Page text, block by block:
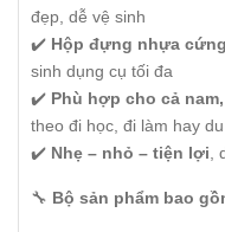
đẹp, dễ vệ sinh
✔️ Hộp đựng nhựa
sinh dụng cụ tối đa
✔️ Phù hợp cho cả
theo đi học, đi làm hay
✔️ Nhẹ – nhỏ – tiện lợi
🔧 Bộ sản phẩm bao